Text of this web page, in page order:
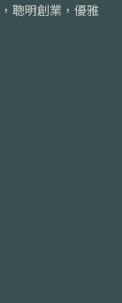
聰明創業，優雅